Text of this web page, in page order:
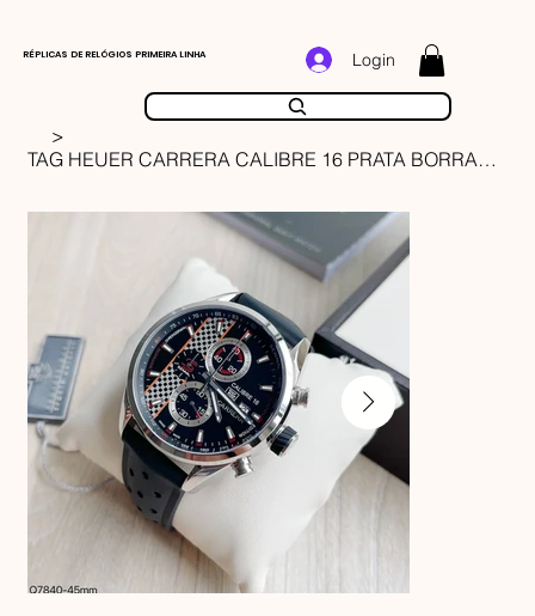
RÉPLICAS DE RELÓGIOS PRIMEIRA LINHA Login
>
TAG HEUER CARRERA CALIBRE 16 PRATA BORRACHA 45MM